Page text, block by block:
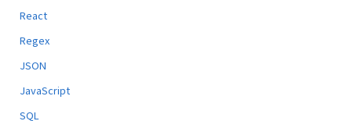
React
Regex
JSON
JavaScript
SQL